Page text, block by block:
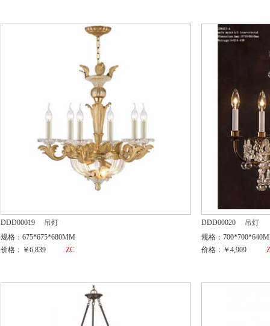
DDD00019
吊灯
规格：675*675*680MM
价格：￥6,839
ZC
DDD00020
吊灯
规格：
价格：￥4,909